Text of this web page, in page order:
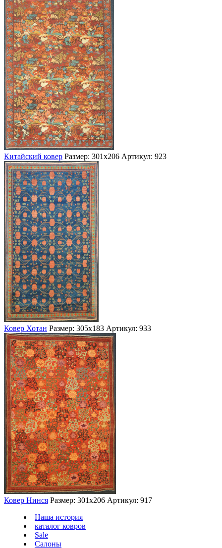
Китайский ковер Размер: 301х206 Артикул: 923
Ковер Хотан Размер: 305х183 Артикул: 933
Ковер Нинся Размер: 301х206 Артикул: 917
Наша история
каталог ковров
Sale
Салоны